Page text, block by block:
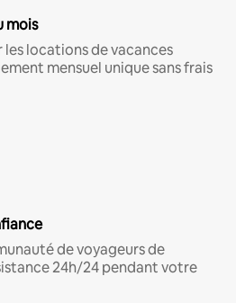
mois
les locations de vacances
mensuel unique sans frais
de voyageurs de
24h/24 pendant votre